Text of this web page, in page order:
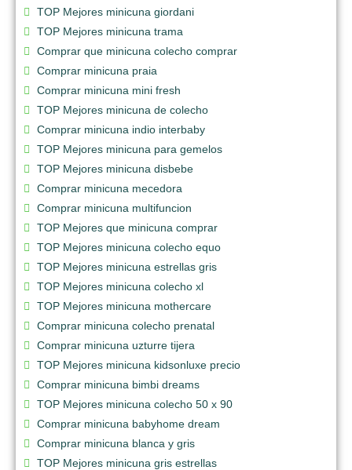
TOP Mejores minicuna giordani
TOP Mejores minicuna trama
Comprar que minicuna colecho comprar
Comprar minicuna praia
Comprar minicuna mini fresh
TOP Mejores minicuna de colecho
Comprar minicuna indio interbaby
TOP Mejores minicuna para gemelos
TOP Mejores minicuna disbebe
Comprar minicuna mecedora
Comprar minicuna multifuncion
TOP Mejores que minicuna comprar
TOP Mejores minicuna colecho equo
TOP Mejores minicuna estrellas gris
TOP Mejores minicuna colecho xl
TOP Mejores minicuna mothercare
Comprar minicuna colecho prenatal
Comprar minicuna uzturre tijera
TOP Mejores minicuna kidsonluxe precio
Comprar minicuna bimbi dreams
TOP Mejores minicuna colecho 50 x 90
Comprar minicuna babyhome dream
Comprar minicuna blanca y gris
TOP Mejores minicuna gris estrellas